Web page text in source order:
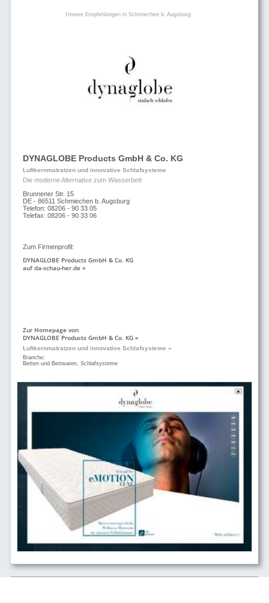
Unsere Empfehlungen in Schmiechen b. Augsburg:
DYNAGLOBE Products GmbH & Co. KG
Luftkernmatratzen und innovative Schlafsysteme
Die moderne Alternative zum Wasserbett
Brunnener Str. 15
DE - 86511 Schmiechen b. Augsburg
Telefon: 08206 - 90 33 05
Telefax: 08206 - 90 33 06
Zum Firmenprofil:
DYNAGLOBE Products GmbH & Co. KG
auf da-schau-her.de »
Zur Homepage von
DYNAGLOBE Products GmbH & Co. KG »
Luftkernmatratzen und innovative Schlafsysteme »
Branche:
Betten und Bettwaren, Schlafsysteme